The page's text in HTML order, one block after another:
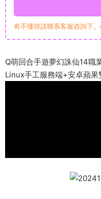
有不懂得請聯系客服咨詢下
Q萌回合手遊夢幻誅仙14職
Linux手工服務端+安卓蘋